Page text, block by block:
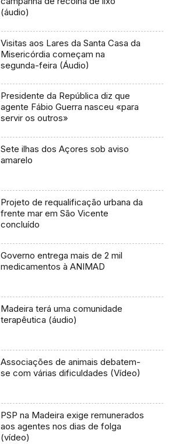
(áudio)
Visitas aos Lares da Santa Casa da
Misericórdia começam na
segunda-feira (Áudio)
Presidente da República diz que
agente Fábio Guerra nasceu «para
servir os outros»
Sete ilhas dos Açores sob aviso
amarelo
Projeto de requalificação urbana da
frente mar em São Vicente
concluído
Governo entrega mais de 2 mil
medicamentos à ANIMAD
Madeira terá uma comunidade
terapêutica (áudio)
Associações de animais debatem-
se com várias dificuldades (Vídeo)
PSP na Madeira exige remunerados
aos agentes nos dias de folga
(vídeo)